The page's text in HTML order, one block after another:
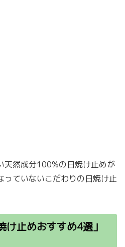
天然成分100%の日焼け止めが
っていないこだわりの日焼け止
け止めおすすめ4選」